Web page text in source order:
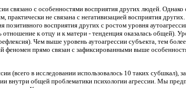
связано с особенностями восприятия других людей. Однако
не связана с негативизацией восприятия
восприятия других с ростом уровня
к отцу и к матери - тенденция оказалась общей).
Чем выше уровень аутоагрессии субъекта, тем
прямо связан с зафиксированными выше
(всего в исследовании использовалось 10 таких субшкал),
внутри общей проблематики психологии агрессии. Мы